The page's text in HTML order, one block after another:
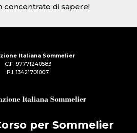
concentrato di sapere!
Italiana Sommelier
C.F. 97771240583
P.I. 13421701007
per Sommelier